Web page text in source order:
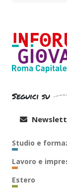
Seguici su
Studio e
Lavoro e
Estero